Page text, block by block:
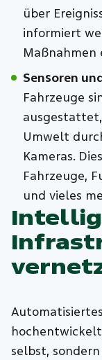
über
informiert
Maßnahmen
Sensoren
Fahrzeuge
Umwelt
Kameras.
Fahrzeuge,
und vieles
selbst,